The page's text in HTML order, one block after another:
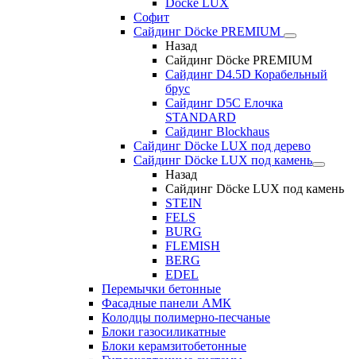
Döcke LUX
Софит
Сайдинг Döcke PREMIUM
Назад
Сайдинг Döcke PREMIUM
Сайдинг D4.5D Корабельный
брус
Сайдинг D5С Елочка
STANDARD
Сайдинг Blockhaus
Сайдинг Döcke LUX под дерево
Сайдинг Döcke LUX под камень
Назад
Сайдинг Döcke LUX под камень
STEIN
FELS
BURG
FLEMISH
BERG
EDEL
Перемычки бетонные
Фасадные панели АМК
Колодцы полимерно-песчаные
Блоки газосиликатные
Блоки керамзитобетонные